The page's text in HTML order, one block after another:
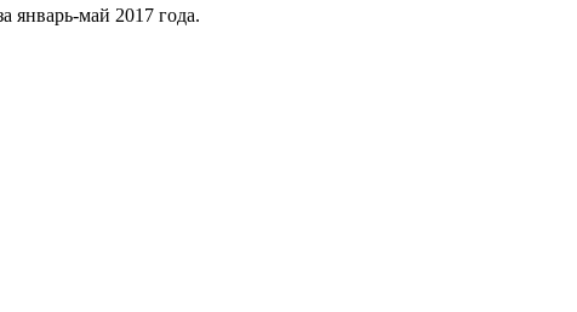
январь-май 2017 года.